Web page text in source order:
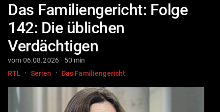
Das Familiengericht: Folge
142: Die üblichen
Verdächtigen
vom 06.08.2026 · 50 min
RTL
· Serien · Das Familiengericht